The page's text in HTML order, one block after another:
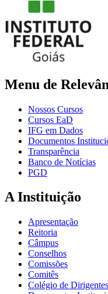
Menu de
Nossos Cursos
Cursos EaD
IFG em Dados
Documentos
Transparência
Banco de Notícias
PGD
A Instituição
Apresentação
Reitoria
Câmpus
Conselhos
Comissões
Comitês
Colégio de Dirigentes